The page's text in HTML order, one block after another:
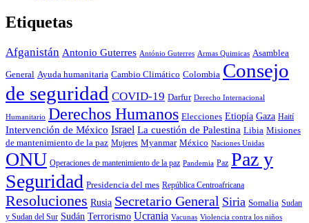
Etiquetas
Afganistán Antonio Guterres António Guterres Armas Quimicas Asamblea
General Ayuda humanitaria Cambio Climático Colombia Consejo
de seguridad COVID-19 Darfur Derecho Internacional
Humanitario Derechos Humanos Elecciones Etiopía Gaza Haití
Intervención de México Israel La cuestión de Palestina Libia Misiones
de mantenimiento de la paz Mujeres Myanmar México Naciones Unidas
ONU Operaciones de mantenimiento de la paz Pandemia Paz Paz y
Seguridad Presidencia del mes República Centroafricana
Resoluciones Rusia Secretario General Siria Somalia Sudan
y Sudan del Sur Sudán Terrorismo Ucrania Vacunas Violencia contra los niños